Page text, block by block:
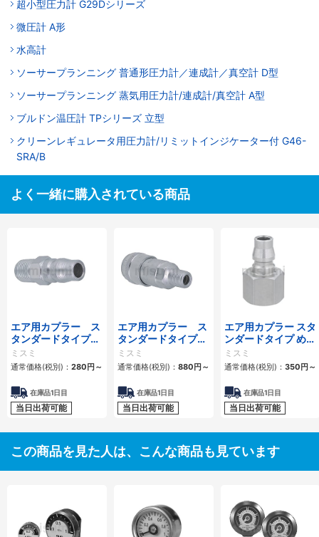
超小型圧力計 G29Dシリーズ
微圧計 A形
水高計
ソーサープランニング 普通形圧力計／連成計／真空計 D型
ソーサープランニング 蒸気用圧力計/連成計/真空計 A型
ブルドン温圧計 TPシリーズ 立型
クリーンレギュレータ用圧力計/リミットインジケーター付 G46-
SRA/B
よく一緒に購入されている商品
エア用カプラー ス
タンダードタイプ
おねじプラグ
ミスミ
通常価格(税別)： 280円～
在庫品1日目
当日出荷可能
エア用カプラー ス
タンダードタイプ
おねじソケット
ミスミ
通常価格(税別)： 880円～
在庫品1日目
当日出荷可能
エア用カプラー スタ
ンダードタイプ めね
じプラグ
ミスミ
通常価格(税別)： 350円～
在庫品1日目
当日出荷可能
この商品を見た人は、こんな商品も見ています